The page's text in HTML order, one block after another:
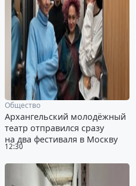
12:30
Общество
Архангельский молодёжный
театр отправился сразу
на два фестиваля в Москву